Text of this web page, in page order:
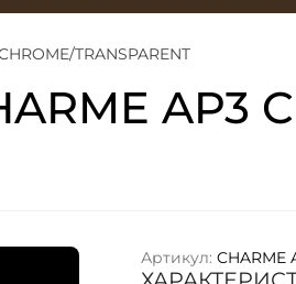
TRANSPARENT
AP3
Артикул: CHARME